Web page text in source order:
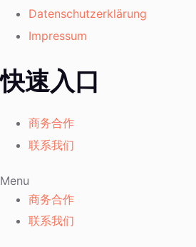
Datenschutzerklärung
Impressum
快速入口
商务合作
联系我们
Menu
商务合作
联系我们